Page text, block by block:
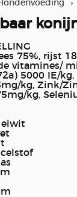
›
75%, rijst
vitamines/
5000 IE/
kg, Zink/
kg,
eiwit